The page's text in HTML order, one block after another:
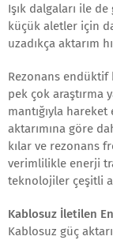
Işık dalgaları ile
küçük aletler için
uzadıkça aktarım
Rezonans endüktif
pek çok araştırma
mantığıyla
aktarımına göre
kılar ve rezonans
verimlilikle enerji
teknolojiler çeşitli
Kablosuz İletilen
Kablosuz güç